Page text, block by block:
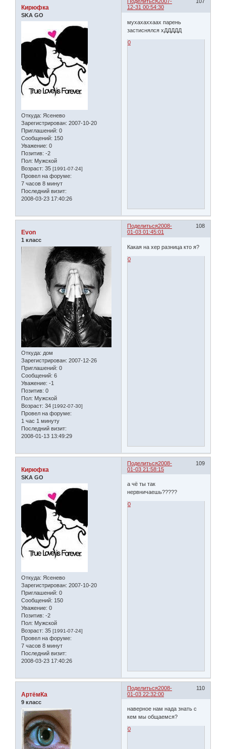
12-31 00:54:30
Кирюфка
SKA GO
Откуда: Ясенево
Зарегистрирован: 2007-10-20
Приглашений: 0
Сообщений: 150
Уважение: 0
Позитив: -2
Пол: Мужской
Возраст: 35 [1991-07-24]
Провел на форуме:
7 часов 8 минут
Последний визит:
2008-03-23 17:40:26
мухахаххаах парень
застиснялся хДДДДД
0
Поделиться 108
2008-
01-03 01:45:01
Evon
1 класс
Откуда: дом
Зарегистрирован: 2007-12-26
Приглашений: 0
Сообщений: 6
Уважение: -1
Позитив: 0
Пол: Мужской
Возраст: 34 [1992-07-30]
Провел на форуме:
1 час 1 минуту
Последний визит:
2008-01-13 13:49:29
Какая на хер разница кто я?
0
Поделиться 109
2008-
01-03 21:58:15
Кирюфка
SKA GO
Откуда: Ясенево
Зарегистрирован: 2007-10-20
Приглашений: 0
Сообщений: 150
Уважение: 0
Позитив: -2
Пол: Мужской
Возраст: 35 [1991-07-24]
Провел на форуме:
7 часов 8 минут
Последний визит:
2008-03-23 17:40:26
а чё ты так
нервничаешь?????
0
Поделиться 110
2008-
01-03 22:32:00
АртёмКа
9 класс
наверное нам нада знать с
кем мы общаемся?
0